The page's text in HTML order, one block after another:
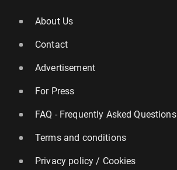
About Us
Contact
Advertisement
For Press
FAQ - Frequently Asked Questions
Terms and conditions
Privacy policy / Cookies